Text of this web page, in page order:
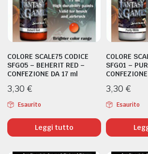
COLORE SCALE75 CODICE
SFG05 – BEHERIT RED –
CONFEZIONE DA 17 ml
3,30 €
Esaurito
Leggi tutto
COLORE
SFG01 –
3,30 €
Esaurito
E DIFFERENZIALI
VALLEJO DELLA SERIE NEW GAME COLOR WASH